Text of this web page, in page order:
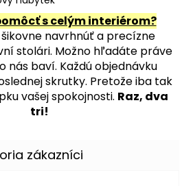
s celým interiérom?
navrhnúť a precízne
stolári. Možno hľadáte práve
nás baví. Každú objednávku
skrutky. Pretože iba tak
vašej spokojnosti. Raz, dva
tri!